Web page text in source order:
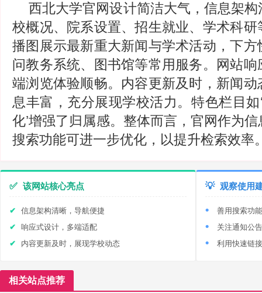
西北大学官网设计简洁大气，信息架
校概况、院系设置、招生就业、学术科
播图展示最新重大新闻与学术活动，下
问教务系统、图书馆等常用服务。网站
端浏览体验顺畅。内容更新及时，新闻
息丰富，充分展现学校活力。特色栏目如
化’增强了归属感。整体而言，官网作为
搜索功能可进一步优化，以提升检索效率
✅ 该网站核心亮点
信息架构清晰，导航便捷
响应式设计，多端适配
内容更新及时，展现学校动态
💡 观察使用
善用搜索功
关注通知公
利用快速链
相关站点推荐